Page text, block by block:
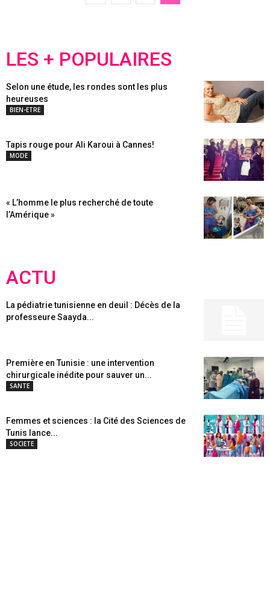
LES + POPULAIRES
Selon une étude, les rondes sont les plus
heureuses
BIEN-ETRE
Tapis rouge pour Ali Karoui à Cannes!
MODE
« L’homme le plus recherché de toute
l’Amérique »
ACTU
La pédiatrie tunisienne en deuil : Décès de la
professeure Saayda...
Première en Tunisie : une intervention
chirurgicale inédite pour sauver un...
SANTE
Femmes et sciences : la Cité des Sciences de
Tunis lance...
SOCIETE